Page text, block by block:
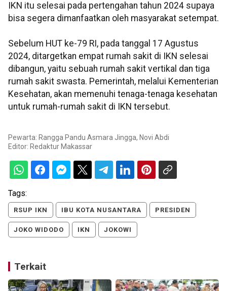
IKN itu selesai pada pertengahan tahun 2024 supaya
bisa segera dimanfaatkan oleh masyarakat setempat.
Sebelum HUT ke-79 RI, pada tanggal 17 Agustus
2024, ditargetkan empat rumah sakit di IKN selesai
dibangun, yaitu sebuah rumah sakit vertikal dan tiga
rumah sakit swasta. Pemerintah, melalui Kementerian
Kesehatan, akan memenuhi tenaga-tenaga kesehatan
untuk rumah-rumah sakit di IKN tersebut.
Pewarta: Rangga Pandu Asmara Jingga, Novi Abdi
Editor: Redaktur Makassar
Tags:
RSUP IKN IBU KOTA NUSANTARA PRESIDEN
JOKO WIDODO IKN JOKOWI
Terkait